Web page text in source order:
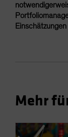
Mehr